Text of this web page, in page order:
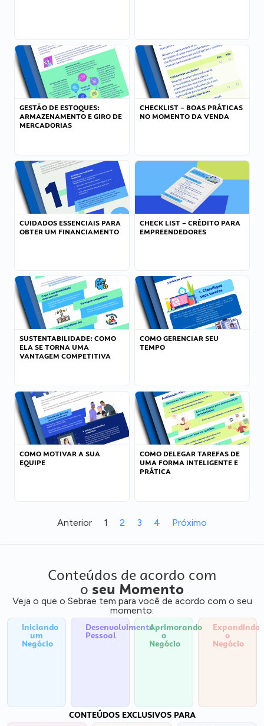
GESTÃO DE ESTOQUES:
ARMAZENAMENTO E GIRO DE
MERCADORIAS
CHECKLIST – BOAS PRÁTICAS
NO MOMENTO DA VENDA
CUIDADOS ESSENCIAIS PARA
OBTER UM FINANCIAMENTO
CHECK LIST – CRÉDITO PARA
EMPREENDEDORES
SUSTENTABILIDADE: COMO
ELA SE TORNA UMA
VANTAGEM COMPETITIVA
COMO GERENCIAR SEU
TEMPO
COMO MOTIVAR A SUA
EQUIPE
COMO DELEGAR TAREFAS DE
UMA FORMA INTELIGENTE E
PRÁTICA
Anterior 1 2 3 4 Próximo
Conteúdos de acordo com
o seu Momento
Veja o que o Sebrae tem para você de acordo com o seu
momento:
Iniciando
um
Negócio
Desenvolvimento
Pessoal
Aprimorando
o
Negócio
Expandindo
o
Negócio
CONTEÚDOS EXCLUSIVOS PARA